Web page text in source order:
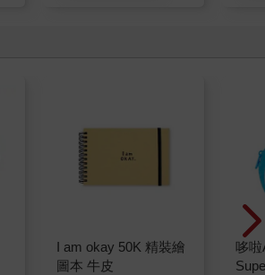
I am okay 50K 精裝繪
圖本 牛皮
哆